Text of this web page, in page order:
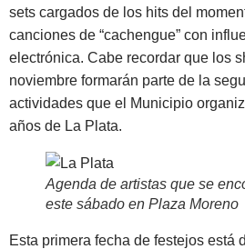
sets cargados de los hits del
canciones de “cachengue” con
electrónica. Cabe recordar que los
noviembre formarán parte de la
actividades que el Municipio
años de La Plata.
Agenda de artistas que se
este sábado en Plaza Moreno
Esta primera fecha de festejos está